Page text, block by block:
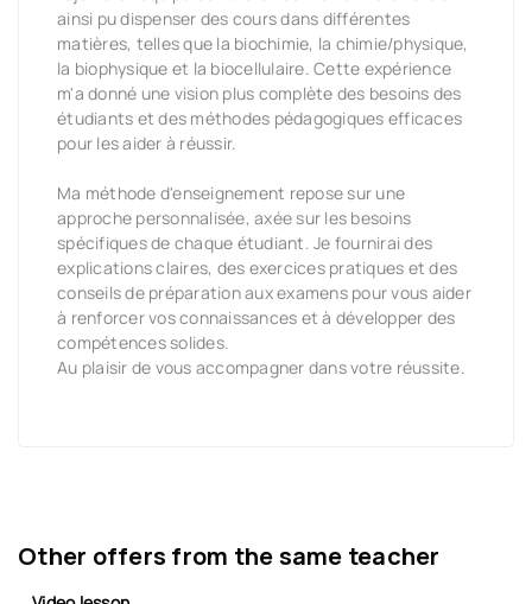
ainsi pu dispenser des cours dans différentes
matières, telles que la biochimie, la chimie/physique,
la biophysique et la biocellulaire. Cette expérience
m'a donné une vision plus complète des besoins des
étudiants et des méthodes pédagogiques efficaces
pour les aider à réussir.
Ma méthode d'enseignement repose sur une
approche personnalisée, axée sur les besoins
spécifiques de chaque étudiant. Je fournirai des
explications claires, des exercices pratiques et des
conseils de préparation aux examens pour vous aider
à renforcer vos connaissances et à développer des
compétences solides.
Au plaisir de vous accompagner dans votre réussite.
Other offers from the same teacher